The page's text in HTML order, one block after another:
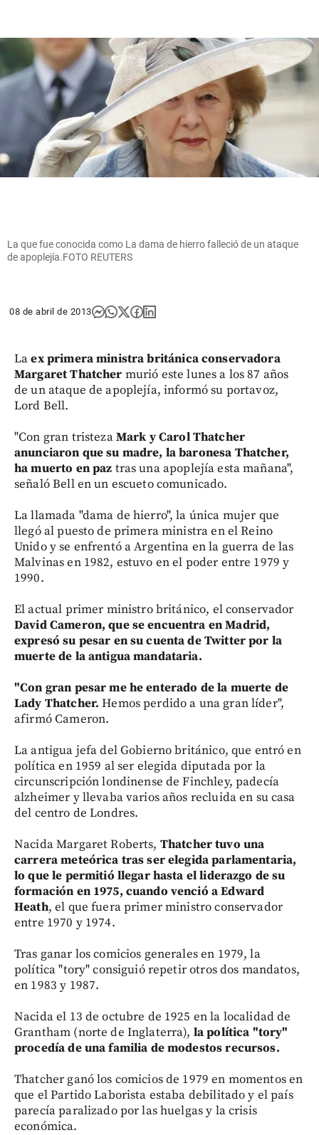
La que fue conocida como La dama de hierro falleció de un ataque
de apoplejía.FOTO REUTERS
08 de abril de 2013
Laex primera ministra británica conservadora
Margaret Thatcher murió este lunes a los 87 años
de un ataque de apoplejía, informó su portavoz,
Lord Bell.
"Con gran tristezaMark y Carol Thatcher
anunciaron que su madre, la baronesa Thatcher,
ha muerto en paz tras una apoplejía esta mañana",
señaló Bell en un escueto comunicado.
La llamada "dama de hierro", la única mujer que
llegó al puesto de primera ministra en el Reino
Unido y se enfrentó a Argentina en la guerra de las
Malvinas en 1982, estuvo en el poder entre 1979 y
1990.
El actual primer ministro británico, el conservador
David Cameron, que se encuentra en Madrid,
expresó su pesar en su cuenta de Twitter por la
muerte de la antigua mandataria.
"Con gran pesar me he enterado de la muerte de
Lady Thatcher. Hemos perdido a una gran líder",
afirmó Cameron.
La antigua jefa del Gobierno británico, que entró en
política en 1959 al ser elegida diputada por la
circunscripción londinense de Finchley, padecía
alzheimer y llevaba varios años recluida en su casa
del centro de Londres.
Nacida Margaret Roberts, Thatcher tuvo una
carrera meteórica tras ser elegida parlamentaria,
lo que le permitió llegar hasta el liderazgo de su
formación en 1975, cuando venció a Edward
Heath, el que fuera primer ministro conservador
entre 1970 y 1974.
Tras ganar los comicios generales en 1979, la
política "tory" consiguió repetir otros dos mandatos,
en 1983 y 1987.
Nacida el 13 de octubre de 1925 en la localidad de
Grantham (norte de Inglaterra), la política "tory"
procedía de una familia de modestos recursos.
Thatcher ganó los comicios de 1979 en momentos en
que el Partido Laborista estaba debilitado y el país
parecía paralizado por las huelgas y la crisis
económica.